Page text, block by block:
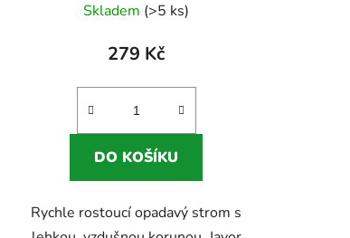
Skladem (>5 ks)
279 Kč
DO KOŠÍKU
Rychle rostoucí opadavý strom s